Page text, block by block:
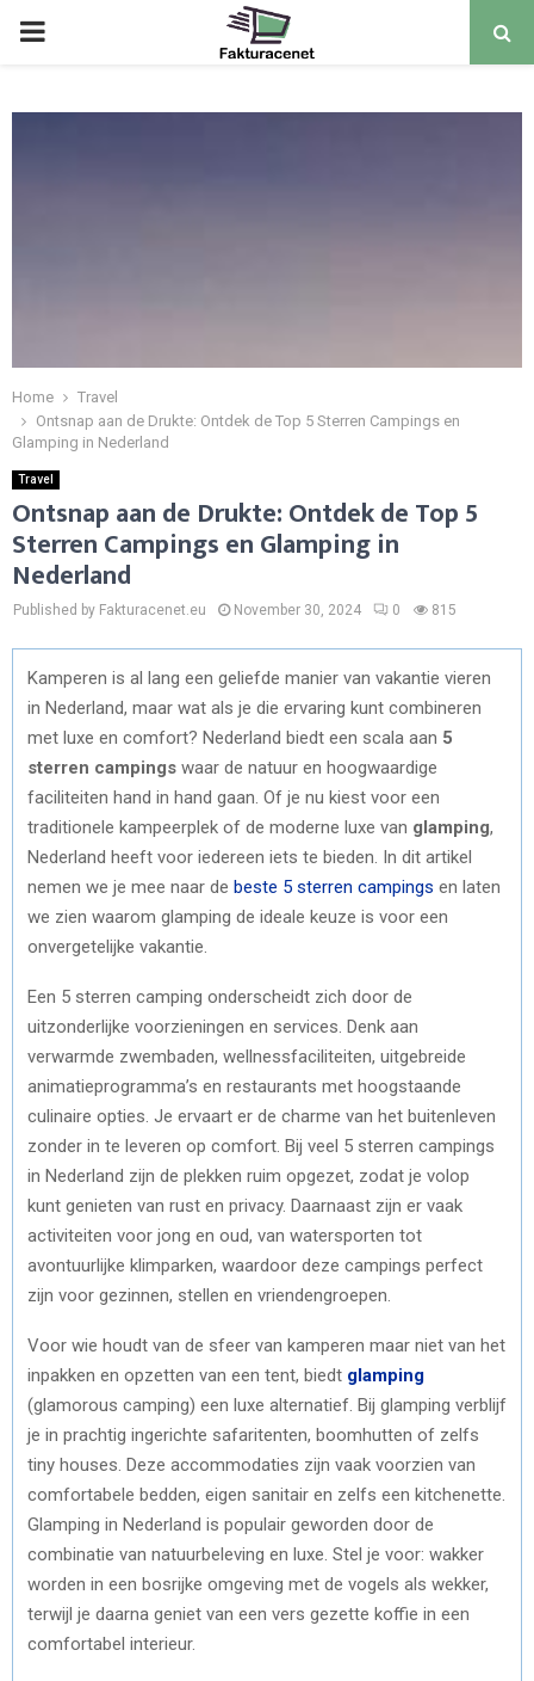
PRIMARY
Home
Travel
Ontsnap aan de Drukte: Ontdek de Top 5 Sterren Campings en
Glamping in Nederland
Travel
Ontsnap aan de Drukte: Ontdek de Top 5
Sterren Campings en Glamping in
Nederland
Published by Fakturacenet.eu November 30, 2024 0 815
Kamperen is al lang een geliefde manier van vakantie vieren
in Nederland, maar wat als je die ervaring kunt combineren
met luxe en comfort? Nederland biedt een scala aan 5
sterren campings waar de natuur en hoogwaardige
faciliteiten hand in hand gaan. Of je nu kiest voor een
traditionele kampeerplek of de moderne luxe van glamping,
Nederland heeft voor iedereen iets te bieden. In dit artikel
nemen we je mee naar de beste 5 sterren campings en laten
we zien waarom glamping de ideale keuze is voor een
onvergetelijke vakantie.
Een 5 sterren camping onderscheidt zich door de
uitzonderlijke voorzieningen en services. Denk aan
verwarmde zwembaden, wellnessfaciliteiten, uitgebreide
animatieprogramma’s en restaurants met hoogstaande
culinaire opties. Je ervaart er de charme van het buitenleven
zonder in te leveren op comfort. Bij veel 5 sterren campings
in Nederland zijn de plekken ruim opgezet, zodat je volop
kunt genieten van rust en privacy. Daarnaast zijn er vaak
activiteiten voor jong en oud, van watersporten tot
avontuurlijke klimparken, waardoor deze campings perfect
zijn voor gezinnen, stellen en vriendengroepen.
Voor wie houdt van de sfeer van kamperen maar niet van het
inpakken en opzetten van een tent, biedt glamping
(glamorous camping) een luxe alternatief. Bij glamping verblijf
je in prachtig ingerichte safaritenten, boomhutten of zelfs
tiny houses. Deze accommodaties zijn vaak voorzien van
comfortabele bedden, eigen sanitair en zelfs een kitchenette.
Glamping in Nederland is populair geworden door de
combinatie van natuurbeleving en luxe. Stel je voor: wakker
worden in een bosrijke omgeving met de vogels als wekker,
terwijl je daarna geniet van een vers gezette koffie in een
comfortabel interieur.